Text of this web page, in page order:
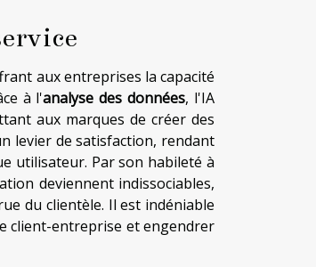
aux entreprises la capacité
à l'analyse des données, l'IA
aux marques de créer des
levier de satisfaction, rendant
utilisateur. Par son habileté à
deviennent indissociables,
du clientèle. Il est indéniable
client-entreprise et engendrer